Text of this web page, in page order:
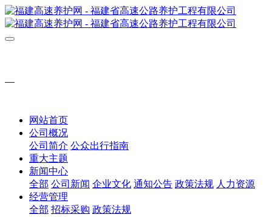
网站首页
公司概况
公司简介 公众出行指南
重大主题
新闻中心
全部 公司新闻 企业文化 通知公告 政策法规 人力资源
经营管理
全部 招标采购 政策法规